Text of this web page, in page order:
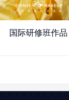
国际研修班作品